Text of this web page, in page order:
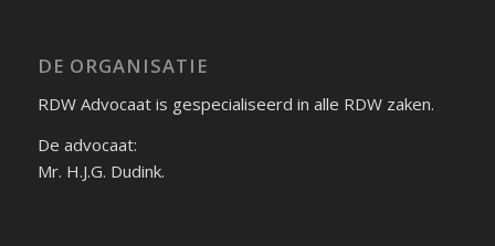
DE ORGANISATIE
RDW Advocaat is gespecialiseerd in alle RDW zaken.
De advocaat:
Mr. H.J.G. Dudink.